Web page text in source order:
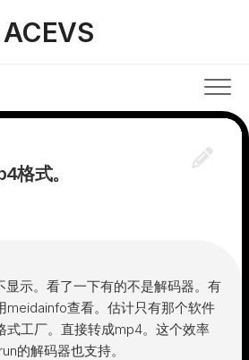
ACEVS
格式。
显示。看了一下有的不是解码器。有
meidainfo查看。估计只有那个软件
式工厂。直接转成mp4。这个效率
的解码器也支持。